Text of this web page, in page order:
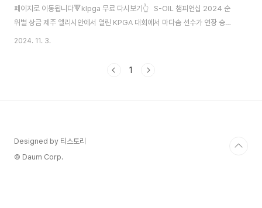
페이지로 이동됩니다🔻klpga 무료 다시보기👆 S-OIL 챔피언십 2024 순
위별 상금 제주 엘리시안에서 열린 KPGA 대회에서 마다솜 선수가 연장 승부
끝에 김수지 선수를 이기고 한국여자프로골프 투어 올 시즌 두 번째 우승을 차
9백만 원✅ T3 홍현지, 문정민, 한진선 선수 5천1백반 원 6위~ 65위 상세
2024. 11. 3.
1
Designed by 티스토리
© Daum Corp.